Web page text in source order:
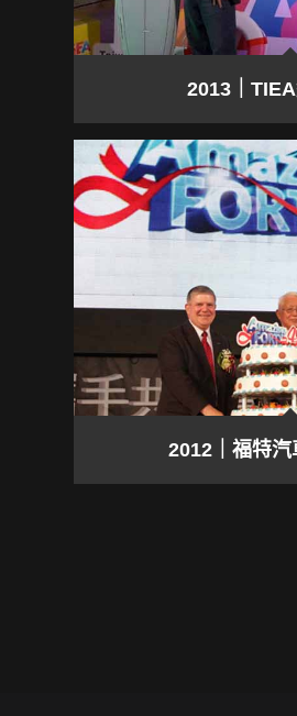
2013｜
2012｜福特